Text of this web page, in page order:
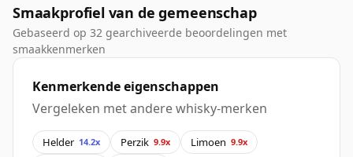
Smaakprofiel van de gemeenschap
Gebaseerd op 32 gearchiveerde beoordelingen met
smaakkenmerken
Kenmerkende eigenschappen
Vergeleken met andere whisky-merken
Helder 14.2x Perzik 9.9x Limoen 9.9x